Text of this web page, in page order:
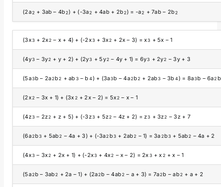
(2a2 + 3ab – 4b2) + (-3a2 + 4ab + 2b2) = -a2 + 7ab – 2b2
(3x3 + 2x2 – x + 4) + (-2x3 + 3x2 + 2x – 3) = x3 + 5x – 1
(4y3 – 3y2 + y + 2) + (2y3 + 5y2 – 4y + 1) = 6y3 + 2y2 – 3y + 3
(5a3b – 2a2b2 + ab3 – b4) + (3a3b – 4a2b2 + 2ab3 – 3b4) = 8a3b – 6a2b
(2x2 – 3x + 1) + (3x2 + 2x – 2) = 5x2 – x – 1
(4z3 – 2z2 + z + 5) + (-3z3 + 5z2 – 4z + 2) = z3 + 3z2 – 3z + 7
(6a2b3 + 5ab2 – 4a + 3) + (-3a2b3 + 2ab2 – 1) = 3a2b3 + 5ab2 – 4a + 2
(4x3 – 3x2 + 2x + 1) + (-2x3 + 4x2 – x – 2) = 2x3 + x2 + x – 1
(5a2b – 3ab2 + 2a – 1) + (2a2b – 4ab2 – a + 3) = 7a2b – ab2 + a + 2